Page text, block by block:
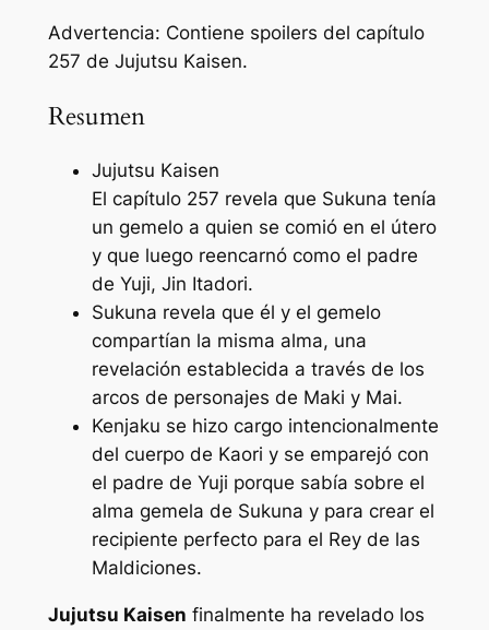
Advertencia: Contiene spoilers del capítulo
257 de Jujutsu Kaisen.
Resumen
Jujutsu Kaisen
El capítulo 257 revela que Sukuna tenía
un gemelo a quien se comió en el útero
y que luego reencarnó como el padre
de Yuji, Jin Itadori.
Sukuna revela que él y el gemelo
compartían la misma alma, una
revelación establecida a través de los
arcos de personajes de Maki y Mai.
Kenjaku se hizo cargo intencionalmente
del cuerpo de Kaori y se emparejó con
el padre de Yuji porque sabía sobre el
alma gemela de Sukuna y para crear el
recipiente perfecto para el Rey de las
Maldiciones.
Jujutsu Kaisen finalmente ha revelado los